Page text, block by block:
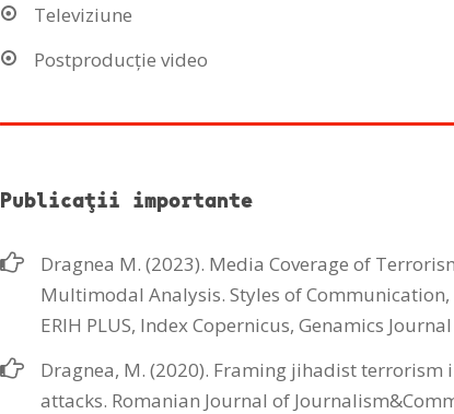
Televiziune
Postproducție video
Publicaţii importante
Dragnea M. (2023). Media Coverage of
Multimodal Analysis. Styles of Communication,
ERIH PLUS, Index Copernicus, Genamics Journal
Dragnea, M. (2020). Framing jihadist terrorism
attacks. Romanian Journal of